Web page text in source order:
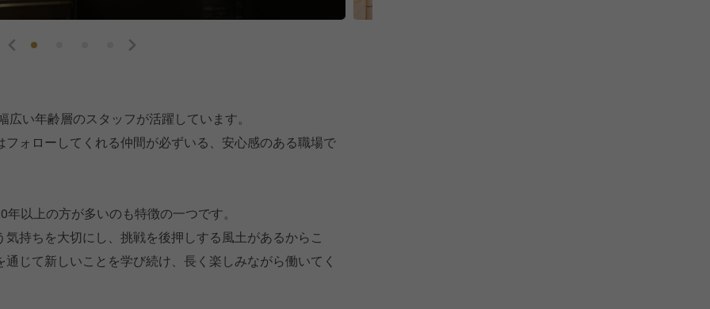
い年齢層のスタッフが活躍しています。
ォローしてくれる仲間が必ずいる、安心感のある職場で
以上の方が多いのも特徴の一つです。
持ちを大切にし、挑戦を後押しする風土があるからこ
じて新しいことを学び続け、長く楽しみながら働いてく